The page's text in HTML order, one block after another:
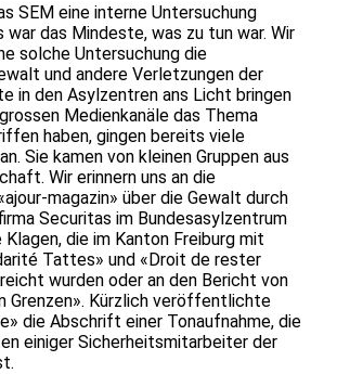
SEM eine interne Untersuchung
das Mindeste, was zu tun war. Wir
solche Untersuchung die
und andere Verletzungen der
in den Asylzentren ans Licht bringen
Medienkanäle das Thema
haben, gingen bereits viele
Sie kamen von kleinen Gruppen aus
Wir erinnern uns an die
magazin» über die Gewalt durch
Securitas im Bundesasylzentrum
Klagen, die im Kanton Freiburg mit
Tattes» und «Droit de rester
wurden oder an den Bericht von
Grenzen». Kürzlich veröffentlichte
die Abschrift einer Tonaufnahme, die
einiger Sicherheitsmitarbeiter der